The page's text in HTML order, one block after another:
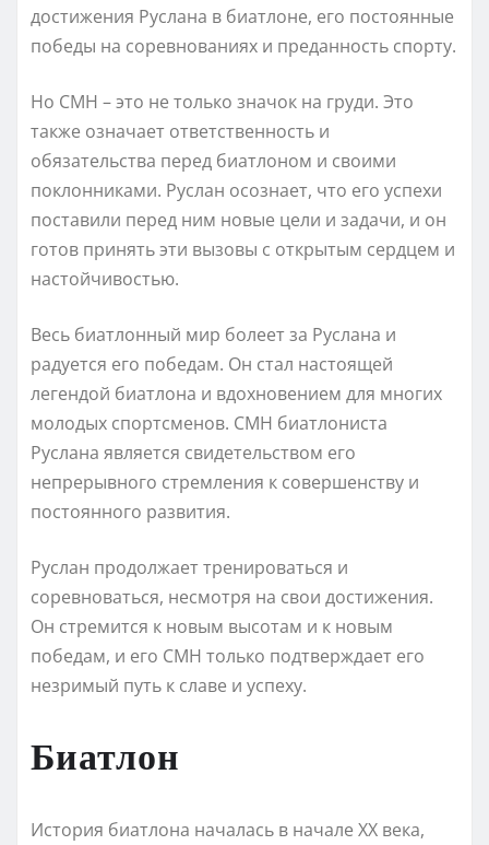
достижения Руслана в биатлоне, его постоянные
победы на соревнованиях и преданность спорту.
Но СМН – это не только значок на груди. Это
также означает ответственность и
обязательства перед биатлоном и своими
поклонниками. Руслан осознает, что его успехи
поставили перед ним новые цели и задачи, и он
готов принять эти вызовы с открытым сердцем и
настойчивостью.
Весь биатлонный мир болеет за Руслана и
радуется его победам. Он стал настоящей
легендой биатлона и вдохновением для многих
молодых спортсменов. СМН биатлониста
Руслана является свидетельством его
непрерывного стремления к совершенству и
постоянного развития.
Руслан продолжает тренироваться и
соревноваться, несмотря на свои достижения.
Он стремится к новым высотам и к новым
победам, и его СМН только подтверждает его
незримый путь к славе и успеху.
Биатлон
История биатлона началась в начале XX века,